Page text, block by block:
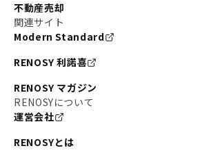
不動産売却
関連サイト
Modern Standard
RENOSY 利諾喜
RENOSY マガジン
RENOSYについて
運営会社
RENOSYとは